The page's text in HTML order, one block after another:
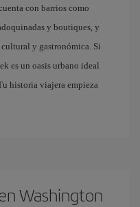
con barrios como
y boutiques, y
y gastronómica. Si
es un oasis urbano ideal
historia viajera empieza
Washington